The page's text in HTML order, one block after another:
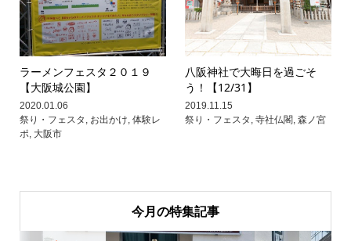
ラーメンフェスタ２０１９
【大阪城公園】
2020.01.06
祭り・フェスタ , お出かけ, 体験レ
ポ, 大阪市
八阪神社で大晦日を過ごそ
う！【12/31】
2019.11.15
祭り・フェスタ ,寺社仏閣,森ノ宮
今月の特集記事